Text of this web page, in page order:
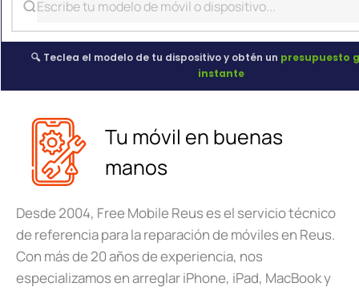
🔍 Teclea el modelo de tu dispositivo y obtén un presupuesto
instante
Tu móvil en buenas
manos
Desde 2004, Free Mobile Reus es el servicio técnico
de referencia para la reparación de móviles en Reus.
Con más de 20 años de experiencia, nos
especializamos en arreglar iPhone, iPad, MacBook y